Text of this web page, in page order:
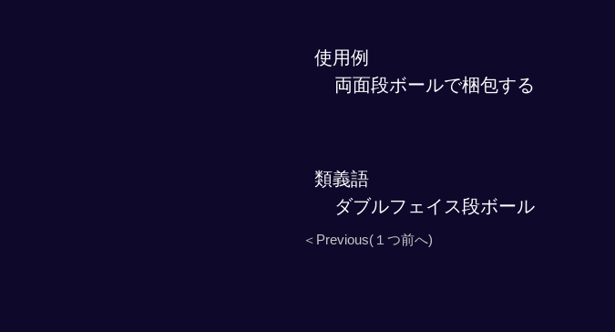
使用例
両面段ボールで梱包する
類義語
ダブルフェイス段ボール
＜Previous(１つ前へ)